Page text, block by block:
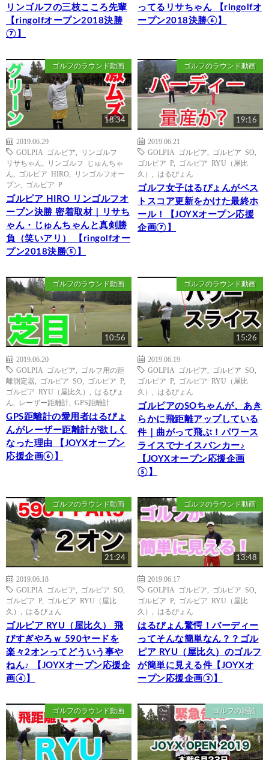
リンゴルフの三枝こころ先輩
【ringolfオープン2018決勝
⑦】
ってるリサちゃん 【ringolfオ
ープン2018決勝⑥】
ゴルフのラウンド動画
18:34
2019.06.29
GOLPIA ゴルピア
リンゴルフ
リサちゃん
リンゴルフ じゅんちゃ
ん
ゴルピア HIRO
リンゴルフオー
プン
ゴルピア P
ゴルピア HIRO リンゴルフオ
ープン決勝 密着取材｜リサち
ゃん・じゅんちゃんと真剣勝
負（笑いアリ） 【ringolfオー
プン2018決勝⑤】
ゴルフのラウンド動画
19:16
2019.06.21
GOLPIA ゴルピア
ゴルピア SO
ゴルピア P
ゴルピア RYU（屋比
久）
はるぴょん
ゴルフ女子はるぴょんがベス
トスコア更新をかけた最終ホ
ール！【JOYXオープン応援
企画⑦】
ゴルフのラウンド動画
10:56
2019.06.20
GOLPIA ゴルピア
ゴルフ用の距
離測定器
ゴルピア SO ゴルピア P
ゴルピア RYU（屋比久）
はるぴょ
ん
レーザー距離計 GPS距離計
GPS距離計の愛用者はるぴょ
んがレーザー距離計が欲しく
なった理由 【JOYXオープン
応援企画⑥】
ゴルフのラウンド動画
15:26
2019.06.19
GOLPIA ゴルピア
ゴルピア SO
ゴルピア P
ゴルピア RYU（屋比
久）
はるぴょん
ゴルピアのSOちゃんが、あき
らかに飛距離アップしている
件｜曲がって飛ぶ！パワース
ライスでナイスバンカー♪
【JOYXオープン応援企画
⑤】
ゴルフのラウンド動画
21:24
2019.06.18
GOLPIA ゴルピア
ゴルピア SO
ゴルピア P
ゴルピア RYU（屋比
久）
はるぴょん
ゴルピア RYU（屋比久） 飛
びすぎやろｗ 590ヤードを
楽々2オンってどういう事や
ねん♪ 【JOYXオープン応援企
画④】
ゴルフのラウンド動画
13:48
2019.06.17
GOLPIA ゴルピア
ゴルピア SO
ゴルピア P
ゴルピア RYU（屋比
久）
はるぴょん
はるぴょん驚愕！バーディー
ってそんな簡単なん？？ゴル
ピア RYU（屋比久）のゴルフ
が簡単に見える件【JOYXオ
ープン応援企画③】
ゴルフのラウンド動画 ゴルフの雑談